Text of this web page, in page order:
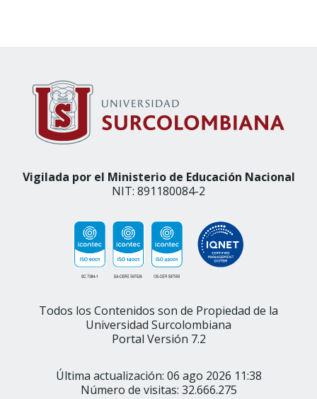
Vigilada por el Ministerio de Educación Nacional
NIT: 891180084-2
Todos los Contenidos son de Propiedad de la
Universidad Surcolombiana
Portal Versión 7.2
Última actualización: 06 ago 2026 11:38
Número de visitas: 32.666.275